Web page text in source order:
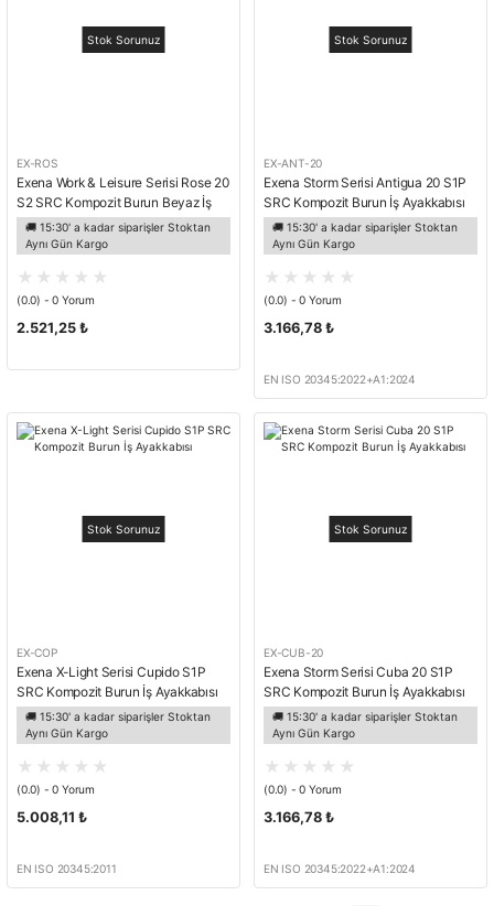
Stok Sorunuz
EX-ROS
Exena Work & Leisure Serisi Rose 20
S2 SRC Kompozit Burun Beyaz İş
Ayakkabısı
🚚 15:30' a kadar siparişler Stoktan
Aynı Gün Kargo
(0.0) - 0 Yorum
2.521,25 ₺
Stok Sorunuz
EX-ANT-20
Exena Storm Serisi Antigua 20 S1P
SRC Kompozit Burun İş Ayakkabısı
🚚 15:30' a kadar siparişler Stoktan
Aynı Gün Kargo
(0.0) - 0 Yorum
3.166,78 ₺
EN ISO 20345:2022+A1:2024
Stok Sorunuz
EX-COP
Exena X-Light Serisi Cupido S1P
SRC Kompozit Burun İş Ayakkabısı
🚚 15:30' a kadar siparişler Stoktan
Aynı Gün Kargo
(0.0) - 0 Yorum
5.008,11 ₺
EN ISO 20345:2011
Stok Sorunuz
EX-CUB-20
Exena Storm Serisi Cuba 20 S1P
SRC Kompozit Burun İş Ayakkabısı
🚚 15:30' a kadar siparişler Stoktan
Aynı Gün Kargo
(0.0) - 0 Yorum
3.166,78 ₺
EN ISO 20345:2022+A1:2024